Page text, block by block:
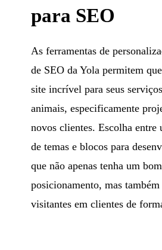
para SEO
As ferramentas de
de SEO da Yola permitem
site incrível para seus
animais, especificamente
novos clientes. Escolha entre
de temas e blocos para
que não apenas tenha um bom
posicionamento, mas
visitantes em clientes de